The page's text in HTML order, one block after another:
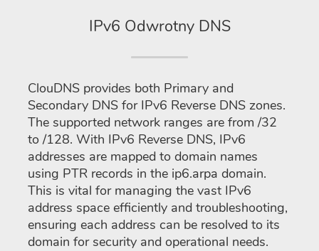
IPv6 Odwrotny DNS
ClouDNS provides both Primary and
Secondary DNS for IPv6 Reverse DNS zones.
The supported network ranges are from /32
to /128. With IPv6 Reverse DNS, IPv6
addresses are mapped to domain names
using PTR records in the ip6.arpa domain.
This is vital for managing the vast IPv6
address space efficiently and troubleshooting,
ensuring each address can be resolved to its
domain for security and operational needs.